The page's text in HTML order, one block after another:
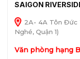
SAIGON
2A- 4A Tôn Đức
Nghé, Quận 1)
Văn phòng hạng B